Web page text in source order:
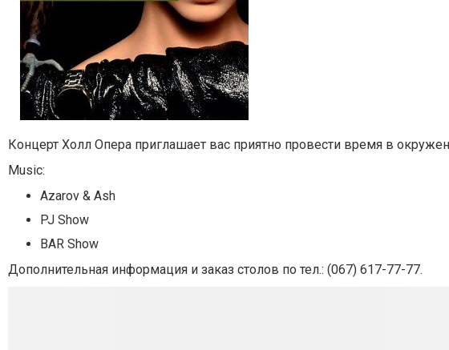
Концерт Холл Опера приглашает вас приятно провести время в
Music:
Azarov & Ash
PJ Show
BAR Show
Дополнительная информация и заказ столов по тел.: (067) 617-77-77.